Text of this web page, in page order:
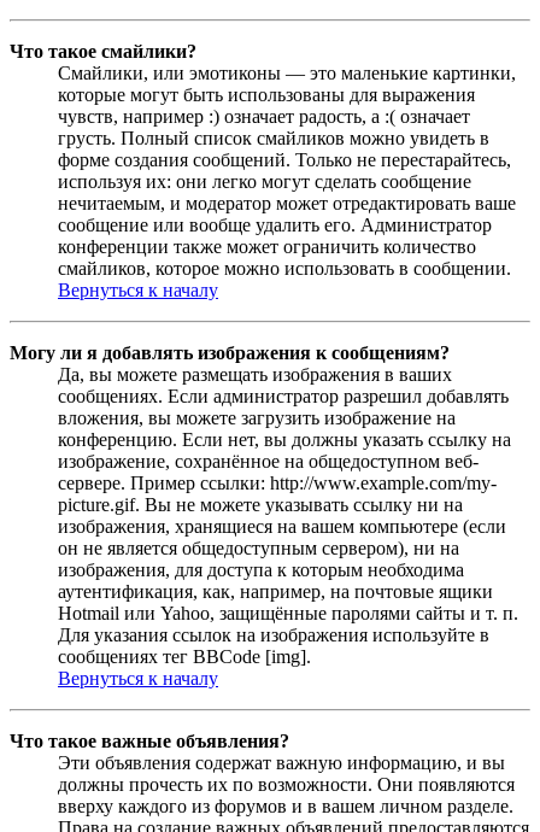
Что такое смайлики?
Смайлики, или эмотиконы — это маленькие картинки,
которые могут быть использованы для выражения
чувств, например :) означает радость, а :( означает
грусть. Полный список смайликов можно увидеть в
форме создания сообщений. Только не перестарайтесь,
используя их: они легко могут сделать сообщение
нечитаемым, и модератор может отредактировать ваше
сообщение или вообще удалить его. Администратор
конференции также может ограничить количество
смайликов, которое можно использовать в сообщении.
Вернуться к началу
Могу ли я добавлять изображения к сообщениям?
Да, вы можете размещать изображения в ваших
сообщениях. Если администратор разрешил добавлять
вложения, вы можете загрузить изображение на
конференцию. Если нет, вы должны указать ссылку на
изображение, сохранённое на общедоступном веб-
сервере. Пример ссылки: http://www.example.com/my-
picture.gif. Вы не можете указывать ссылку ни на
изображения, хранящиеся на вашем компьютере (если
он не является общедоступным сервером), ни на
изображения, для доступа к которым необходима
аутентификация, как, например, на почтовые ящики
Hotmail или Yahoo, защищённые паролями сайты и т. п.
Для указания ссылок на изображения используйте в
сообщениях тег BBCode [img].
Вернуться к началу
Что такое важные объявления?
Эти объявления содержат важную информацию, и вы
должны прочесть их по возможности. Они появляются
вверху каждого из форумов и в вашем личном разделе.
Права на создание важных объявлений предоставляются